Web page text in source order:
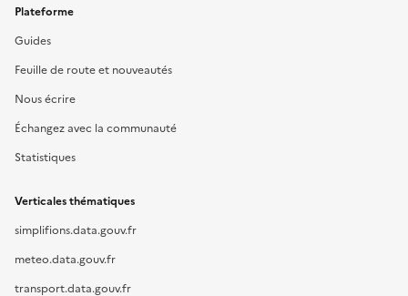
Plateforme
Guides
Feuille de route et nouveautés
Nous écrire
Échangez avec la communauté
Statistiques
Verticales thématiques
simplifions.data.gouv.fr
meteo.data.gouv.fr
transport.data.gouv.fr